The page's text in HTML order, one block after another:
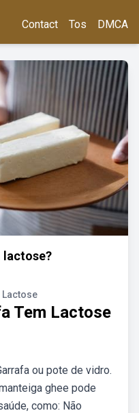
Contact Tos DMCA
lactose?
Lactose
Tem Lactose
ou pote de vidro.
ghee pode
como: Não